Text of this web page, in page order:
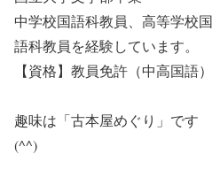
中学校国語科教員、高等学校国
語科教員を経験しています。
【資格】教員免許（中高国語）
趣味は「古本屋めぐり」です
(^^)